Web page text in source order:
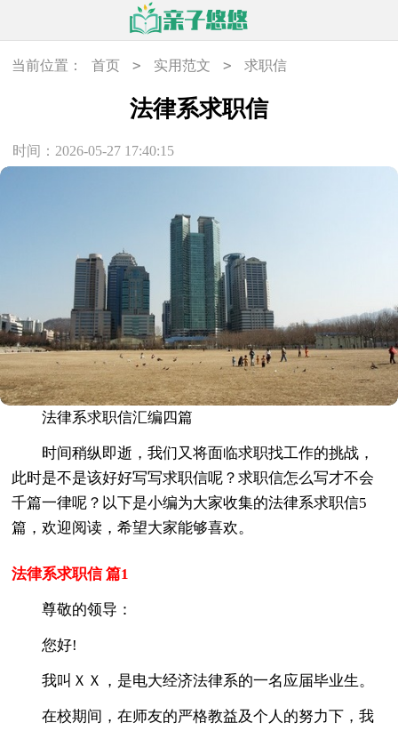
当前位置： 首页 > 实用范文 > 求职信
法律系求职信
时间：2026-05-27 17:40:15
法律系求职信汇编四篇
时间稍纵即逝，我们又将面临求职找工作的挑战，
此时是不是该好好写写求职信呢？求职信怎么写才不会
千篇一律呢？以下是小编为大家收集的法律系求职信5
篇，欢迎阅读，希望大家能够喜欢。
法律系求职信 篇1
尊敬的领导：
您好!
我叫ＸＸ，是电大经济法律系的一名应届毕业生。
在校期间，在师友的严格教益及个人的努力下，我